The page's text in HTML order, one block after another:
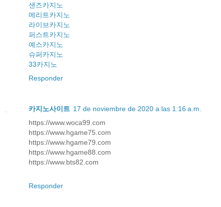
샌즈카지노
메리트카지노
라이브카지노
퍼스트카지노
예스카지노
슈퍼카지노
33카지노
Responder
카지노사이트 17 de noviembre de 2020 a las 1:16 a.m.
https://www.woca99.com
https://www.hgame75.com
https://www.hgame79.com
https://www.hgame88.com
https://www.bts82.com
Responder